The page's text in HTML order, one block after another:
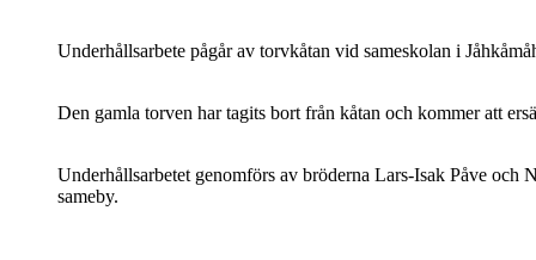
Underhållsarbete pågår av torvkåtan vid sameskolan i
Den gamla torven har tagits bort från kåtan och kommer att
Underhållsarbetet genomförs av bröderna Lars-Isak Påve och
sameby.